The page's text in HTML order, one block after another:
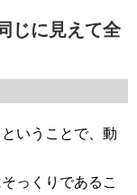
じに見えて全
いうことで、動
っくりであるこ